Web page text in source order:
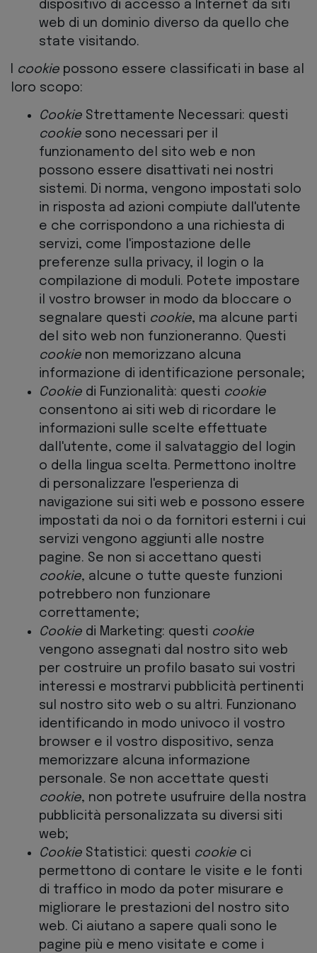
dispositivo di accesso a Internet da siti
web di un dominio diverso da quello che
state visitando.
cookie possono essere classificati in base al
loro scopo:
Cookie Strettamente Necessari: questi
cookie sono necessari per il
funzionamento del sito web e non
possono essere disattivati nei nostri
sistemi. Di norma, vengono impostati solo
in risposta ad azioni compiute dall'utente
e che corrispondono a una richiesta di
servizi, come l'impostazione delle
preferenze sulla privacy, il login o la
compilazione di moduli. Potete impostare
il vostro browser in modo da bloccare o
segnalare questi cookie, ma alcune parti
del sito web non funzioneranno. Questi
cookie non memorizzano alcuna
informazione di identificazione personale;
Cookie di Funzionalità: questi cookie
consentono ai siti web di ricordare le
informazioni sulle scelte effettuate
dall'utente, come il salvataggio del login
o della lingua scelta. Permettono inoltre
di personalizzare l'esperienza di
navigazione sui siti web e possono essere
impostati da noi o da fornitori esterni i cui
servizi vengono aggiunti alle nostre
pagine. Se non si accettano questi
cookie, alcune o tutte queste funzioni
potrebbero non funzionare
correttamente;
Cookie di Marketing: questi cookie
vengono assegnati dal nostro sito web
per costruire un profilo basato sui vostri
interessi e mostrarvi pubblicità pertinenti
sul nostro sito web o su altri. Funzionano
identificando in modo univoco il vostro
browser e il vostro dispositivo, senza
memorizzare alcuna informazione
personale. Se non accettate questi
cookie, non potrete usufruire della nostra
pubblicità personalizzata su diversi siti
web;
Cookie Statistici: questi cookie ci
permettono di contare le visite e le fonti
di traffico in modo da poter misurare e
migliorare le prestazioni del nostro sito
web. Ci aiutano a sapere quali sono le
pagine più e meno visitate e come i